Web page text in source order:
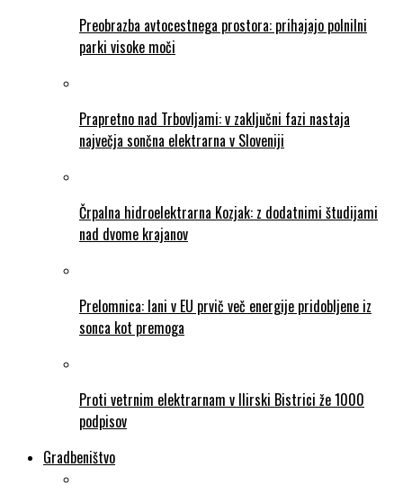
Preobrazba avtocestnega prostora: prihajajo polnilni
parki visoke moči
Prapretno nad Trbovljami: v zaključni fazi nastaja
največja sončna elektrarna v Sloveniji
Črpalna hidroelektrarna Kozjak: z dodatnimi študijami
nad dvome krajanov
Prelomnica: lani v EU prvič več energije pridobljene iz
sonca kot premoga
Proti vetrnim elektrarnam v Ilirski Bistrici že 1000
podpisov
Gradbeništvo